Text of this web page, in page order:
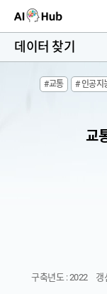
AI-Hub
AI 개발지원
데이터 찾기
#교통 # 인공지
교
구축년도 : 2022 갱